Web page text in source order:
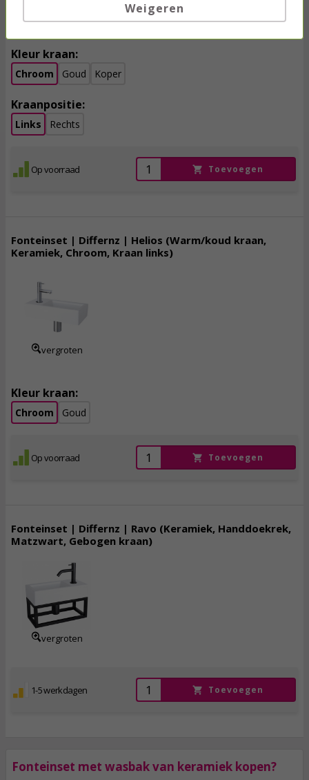
Kleur kraan:
Chroom Goud Koper
Kraanpositie:
Links Rechts
Op voorraad Toevoegen
Fonteinset | Differnz | Helios (Warm/koud kraan,
Keramiek, Chroom, Kraan links)
vergroten
Kleur kraan:
Chroom Goud
Op voorraad Toevoegen
Fonteinset | Differnz | Ravo (Keramiek, Handdoekrek,
Matzwart, Gebogen kraan)
vergroten
1-5 werkdagen Toevoegen
Fonteinset met wasbak van keramiek kopen?
Weigeren